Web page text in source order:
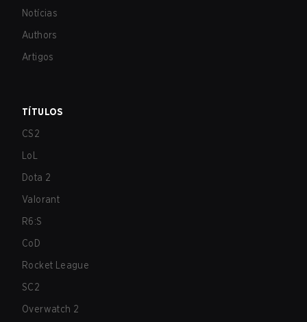
Notícias
Authors
Artigos
TÍTULOS
CS2
LoL
Dota 2
Valorant
R6:S
CoD
Rocket League
SC2
Overwatch 2